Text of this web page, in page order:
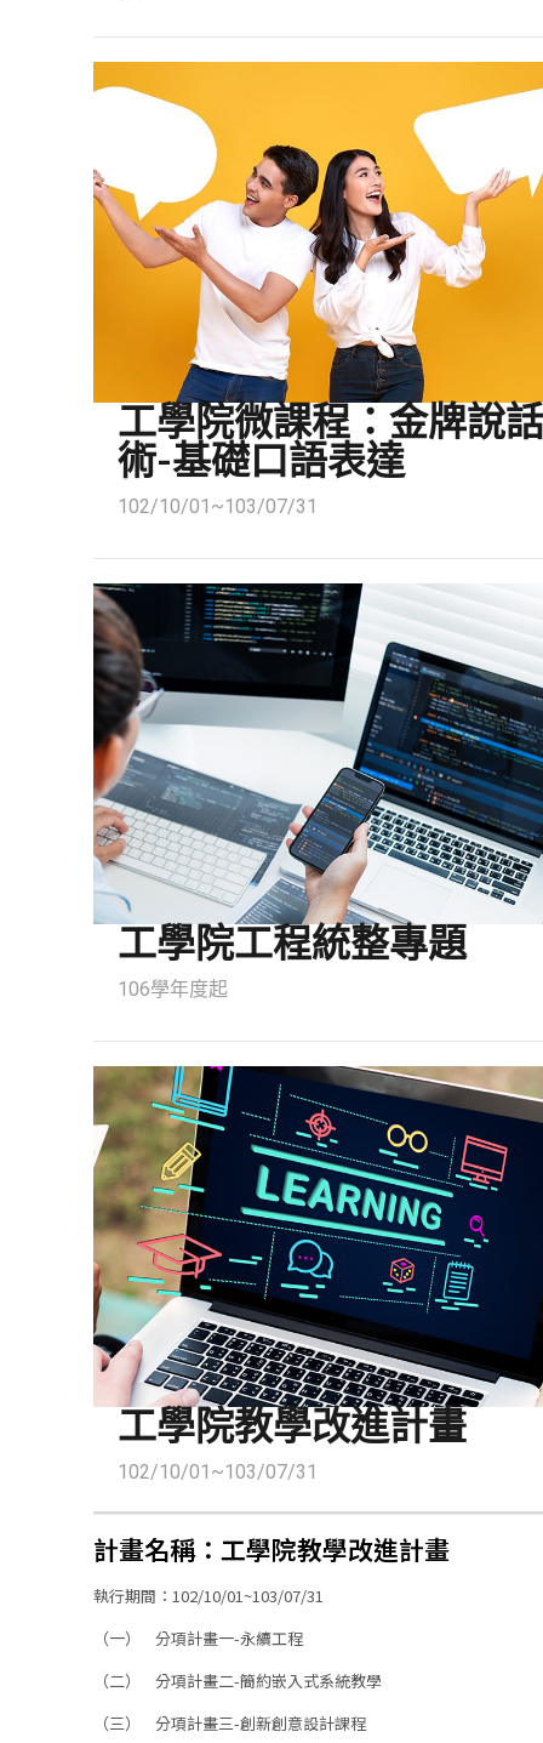
工學院微課程：金牌說話
術-基礎口語表達
102/10/01~103/07/31
工學院工程統整專題
106學年度起
工學院教學改進計畫
102/10/01~103/07/31
計畫名稱：工學院教學改進計畫
執行期間：102/10/01~103/07/31
（一） 分項計畫一-永續工程
（二） 分項計畫二-簡約嵌入式系統教學
（三） 分項計畫三-創新創意設計課程